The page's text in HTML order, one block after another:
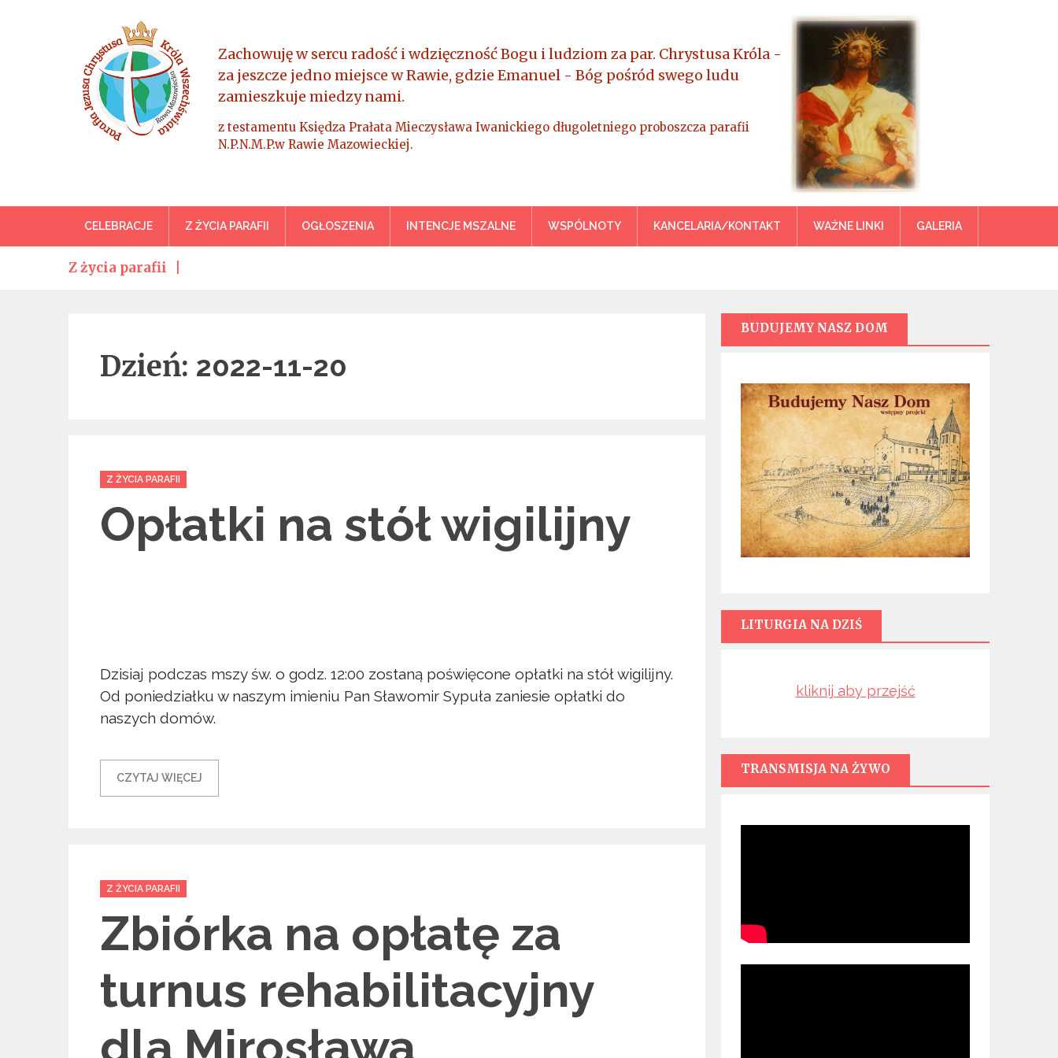
Parafia Jezusa Chrystusa Króla Wszechświata – Rawa Mazowiecka
Zachowuję w sercu radość i wdzięczność Bogu i ludziom za par. Chrystusa Króla -
za jeszcze jedno miejsce w Rawie, gdzie Emanuel - Bóg pośród swego ludu
zamieszkuje miedzy nami.
z testamentu Księdza Prałata Mieczysława Iwanickiego długoletniego proboszcza parafii
N.P.N.M.P.w Rawie Mazowieckiej.
CELEBRACJE Z ŻYCIA PARAFII OGŁOSZENIA INTENCJE MSZALNE WSPÓLNOTY KANCELARIA/KONTAKT WAŻNE LINKI GALERIA
Z życia parafii
Dzień: 2022-11-20
Categories
Z ŻYCIA PARAFII
Opłatki na stół wigilijny
Dzisiaj podczas mszy św. o godz. 12:00 zostaną poświęcone opłatki na stół wigilijny.
Od poniedziałku w naszym imieniu Pan Sławomir Sypuła zaniesie opłatki do
naszych domów.
CZYTAJ WIĘCEJ
Categories
Z ŻYCIA PARAFII
Zbiórka na opłatę za
turnus rehabilitacyjny
dla Mirosława
BUDUJEMY NASZ DOM
LITURGIA NA DZIŚ
kliknij aby przejść
TRANSMISJA NA ŻYWO